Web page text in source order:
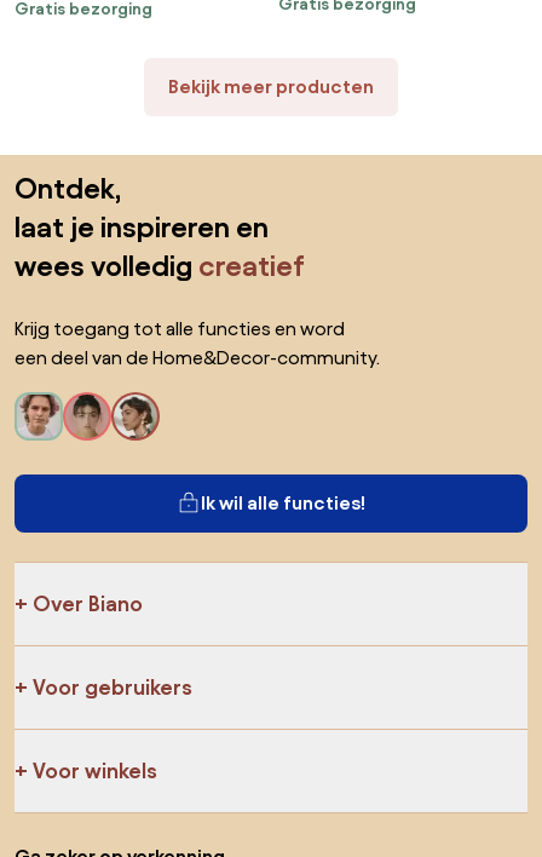
Gratis bezorging
Gratis bezorging
Bekijk meer producten
Ontdek,
laat je inspireren en
wees volledig creatief
Krijg toegang tot alle functies en word
een deel van de Home&Decor-community.
Ik wil alle functies!
Over Biano
Voor gebruikers
Voor winkels